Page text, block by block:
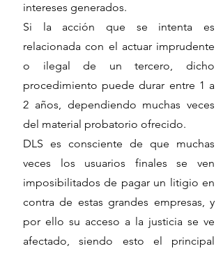
intereses generados.
Si la acción que se intenta es
relacionada con el actuar imprudente
o ilegal de un tercero, dicho
procedimiento puede durar entre 1 a
2 años, dependiendo muchas veces
del material probatorio ofrecido.
DLS es consciente de que muchas
veces los usuarios finales se ven
imposibilitados de pagar un litigio en
contra de estas grandes empresas, y
por ello su acceso a la justicia se ve
afectado, siendo esto el principal